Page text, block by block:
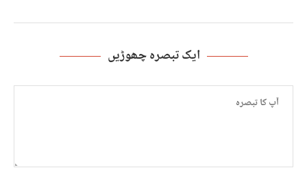
ایک تبصرہ چھوڑیں